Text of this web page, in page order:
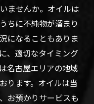
ませんか。オイルは
ちに不純物が溜まり
になることもありま
、適切なタイミング
名古屋エリアの地域
ります。オイルは当
お預かりサービスも